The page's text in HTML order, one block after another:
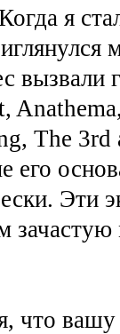
я
вызвали
The
его
Эти
что